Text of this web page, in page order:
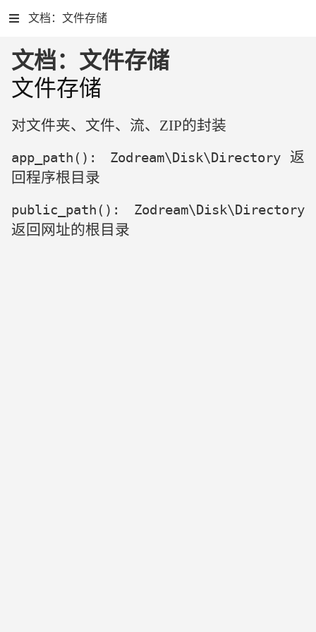
文档：文件存储
文档：文件存储
文件存储
对文件夹、文件、流、ZIP的封装
app_path(): Zodream\Disk\Directory 返
回程序根目录
public_path(): Zodream\Disk\Directory
返回网址的根目录